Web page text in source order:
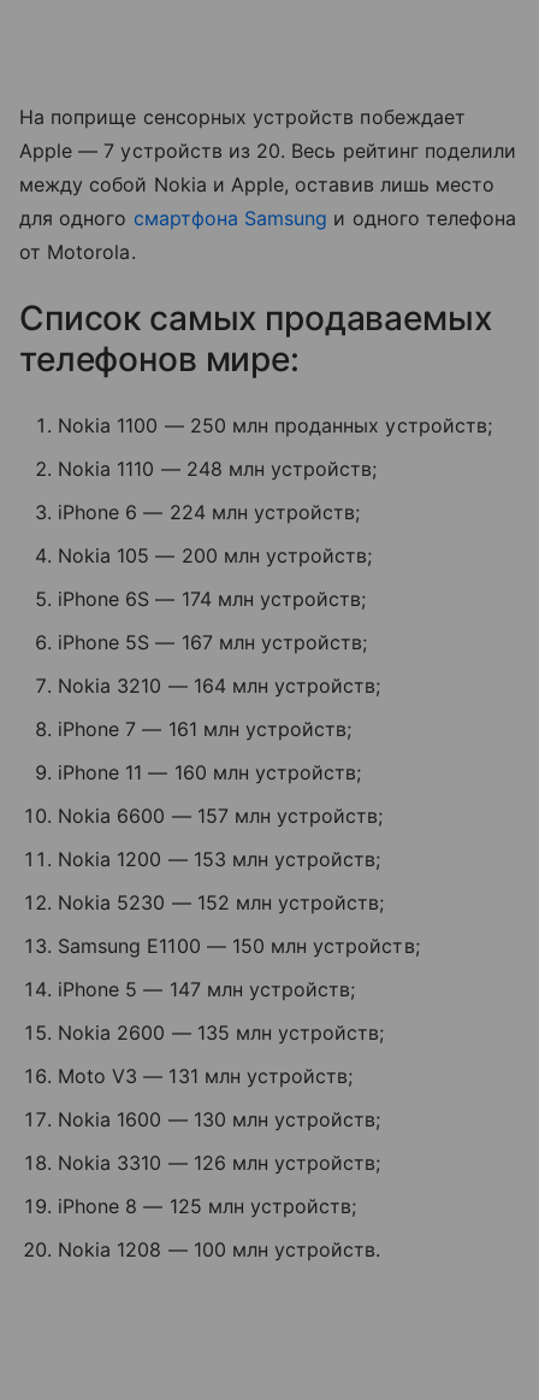
На поприще сенсорных устройств побеждает
Apple — 7 устройств из 20. Весь рейтинг поделили
между собой Nokia и Apple, оставив лишь место
для одного смартфона Samsung и одного телефона
от Motorola.
Список самых продаваемых
телефонов мире:
Nokia 1100 — 250 млн проданных устройств;
Nokia 1110 — 248 млн устройств;
iPhone 6 — 224 млн устройств;
Nokia 105 — 200 млн устройств;
iPhone 6S — 174 млн устройств;
iPhone 5S — 167 млн устройств;
Nokia 3210 — 164 млн устройств;
iPhone 7 — 161 млн устройств;
iPhone 11 — 160 млн устройств;
Nokia 6600 — 157 млн устройств;
Nokia 1200 — 153 млн устройств;
Nokia 5230 — 152 млн устройств;
Samsung E1100 — 150 млн устройств;
iPhone 5 — 147 млн устройств;
Nokia 2600 — 135 млн устройств;
Moto V3 — 131 млн устройств;
Nokia 1600 — 130 млн устройств;
Nokia 3310 — 126 млн устройств;
iPhone 8 — 125 млн устройств;
Nokia 1208 — 100 млн устройств.